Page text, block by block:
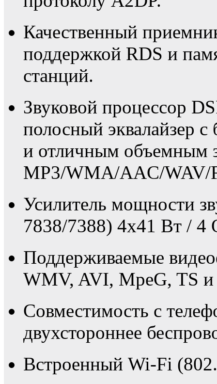
Качественный
поддержкой RDS и
станций.
Звуковой процессор
полосный эквалайзер
и отличным объемным
MP3/WMA/AAC/WAV/
Усилитель мощности
7838/7388) 4x41 Вт / 4
Поддерживаемые
WMV, AVI, MpeG, TS и
Совместимость с
двухстороннее
Встроенный Wi-Fi